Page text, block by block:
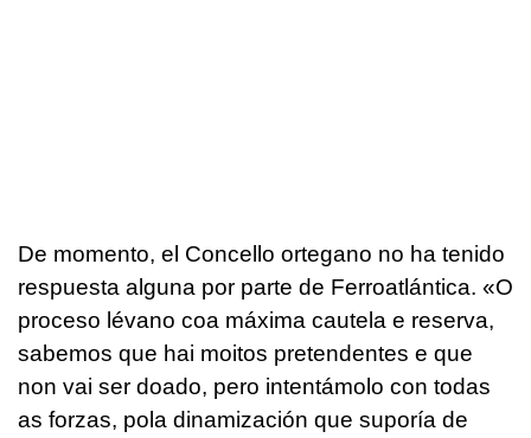
De momento, el Concello ortegano no ha tenido
respuesta alguna por parte de Ferroatlántica. «O
proceso lévano coa máxima cautela e reserva,
sabemos que hai moitos pretendentes e que
non vai ser doado, pero intentámolo con todas
as forzas, pola dinamización que suporía de